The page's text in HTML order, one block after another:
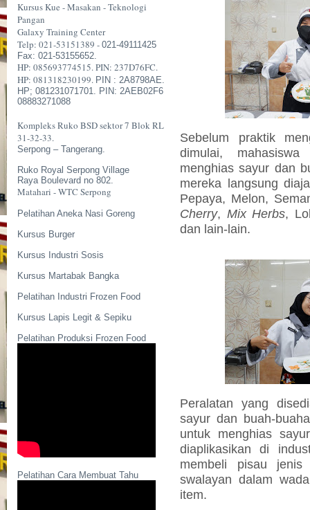
Kursus Kue - Masakan - Teknologi
Pangan
Galaxy Training Center
Telp: 021-53151389 - 021-49111425
Fax: 021-53155652.
HP: 085693774515. PIN: 237D76FC.
HP: 081318230199. PIN : 2A8798AE.
HP; 081231071701. PIN: 2AEB02F6
08883271088
Kompleks Ruko BSD sektor 7 Blok RL
31-32-33.
Serpong – Tangerang.
Ruko Royal Serpong Village
Raya Boulevard no 802.
Matahari - WTC Serpong
Pelatihan Aneka Nasi Goreng
Kursus Burger
Kursus Industri Sosis
Kursus Martabak Bangka
Pelatihan Industri Frozen Food
Kursus Lapis Legit & Sepiku
Pelatihan Produksi Frozen Food
Pelatihan Cara Membuat Tahu
Sebelum praktik
dimulai,
menghias sayur dan
mereka langsung
Pepaya, Melon,
Cherry, Mix Herbs,
dan lain-lain.
Peralatan yang
sayur dan buah-
untuk menghias
diaplikasikan di
membeli pisau
swalayan dalam
item.